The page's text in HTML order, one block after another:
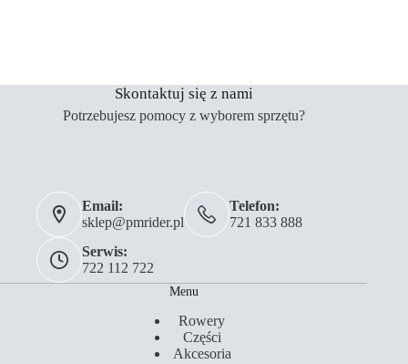
Skontaktuj się z nami
Potrzebujesz pomocy z wyborem sprzętu?
Email:
sklep@pmrider.pl
Telefon:
721 833 888
Serwis:
722 112 722
Menu
Rowery
Części
Akcesoria